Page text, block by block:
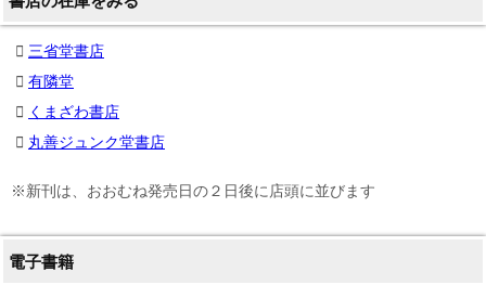
三省堂書店
有隣堂
くまざわ書店
丸善ジュンク堂書店
※新刊は、おおむね発売日の２日後に店頭に並びます
電子書籍